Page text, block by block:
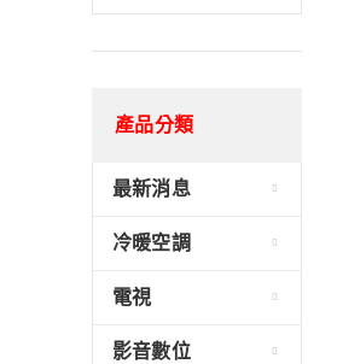
產品分類
最新消息
冷暖空調
電視
影音數位